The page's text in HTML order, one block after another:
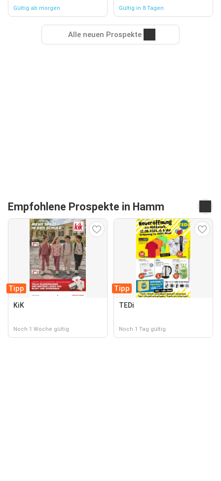
Gültig ab morgen Gültig in 8 Tagen
Alle neuen Prospekte
Empfohlene Prospekte in Hamm
Tipp
KiK
Noch 1 Woche gültig
Tipp
TEDi
Noch 1 Tag gültig